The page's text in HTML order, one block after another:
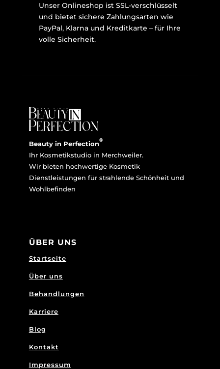
Unser Onlineshop ist SSL-verschlüsselt
und bietet sichere Zahlungsarten wie
PayPal, Klarna und Kreditkarte – für Ihre
volle Sicherheit.
Beauty in Perfection®
Ihr Kosmetikstudio in Merchweiler.
Wir bieten hochwertige Kosmetik
Dienstleistungen für strahlende Schönheit und
Wohlbefinden
ÜBER UNS
Startseite
Über uns
Behandlungen
Karriere
Blog
Kontakt
Impressum